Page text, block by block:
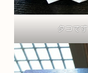
タコです